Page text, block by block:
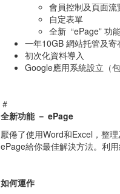
會員控制及頁面流
自定表單
全新 “ePage” 功
一年10GB 網站托管及寄
初次化資料導入
Google應用系統設立（包
＃
全新功能 － ePage
厭倦了使用Word和Excel，整
ePage給你最佳解決方法。利
如何運作